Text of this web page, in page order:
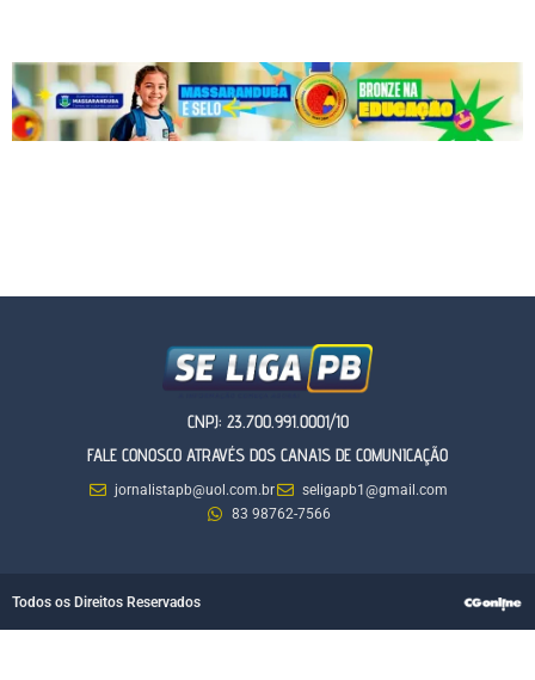
CNPJ: 23.700.991.0001/10
FALE CONOSCO ATRAVÉS DOS CANAIS DE COMUNICAÇÃO
jornalistapb@uol.com.br
seligapb1@gmail.com
83 98762-7566
Todos os Direitos Reservados